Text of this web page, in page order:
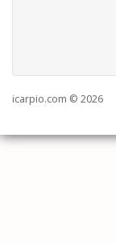
icarpio.com © 2026